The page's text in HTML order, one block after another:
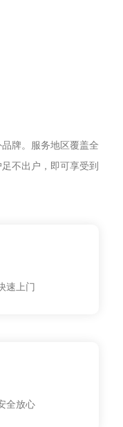
牌。服务地区覆盖全
不出户，即可享受到
速上门
全放心